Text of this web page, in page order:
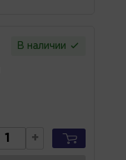
В наличии
+